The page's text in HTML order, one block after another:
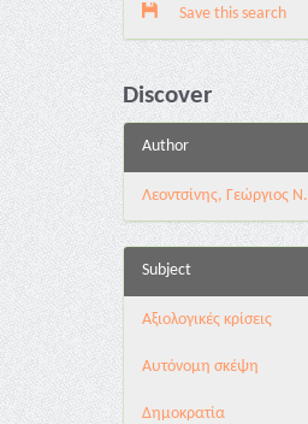
Save this search
Discover
Author
Λεοντσίνης, Γεώργιος Ν.
Subject
Αξιολογικές κρίσεις
Αυτόνομη σκέψη
Δημοκρατία